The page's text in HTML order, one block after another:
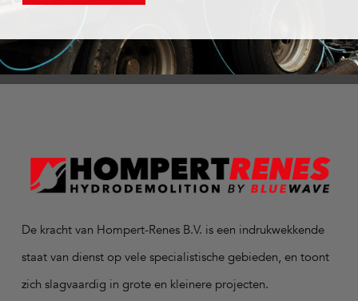
De kracht van Hompert-Renes B.V. is een indrukwekkende
staat van dienst op vele specialistische gebieden, en toont
zich slagvaardig in grote en kleinere projecten.